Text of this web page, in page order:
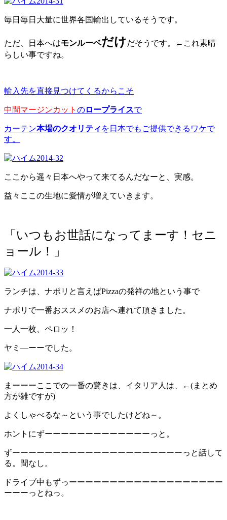
毎日毎日大量に世界各国輸出しているそうです。
ただ、日本へはモンルーベだけだそうです。←これ素晴
らしい事ですね。
輸入先を直接見つけてくるからこそ
中間マージンカット のロープライスで
カーテン本場のクオリティ を日本でもご提供できるワケで
す。
ここから遥々日本へやって来てるんだなーと、実感。
益々ここの生地に愛情が増えていきます。
「いつもお世話になってまーす！セニ
ョール！」
ランチは、ナポリと言えばPizzaの発祥の地という事で
ナポリで一番おススメのお店へ連れて頂きました。
一人一枚、ペロッ！
ヤミ―ーーでした。
まーーーここでの一番の驚きは、イタリア人は、←(まとめ
方が雑ですが)
よくしゃべるな～という事でしたけどね～。
ホントにずーーーーーーーーーーーーーっと。
ずーーーーーーーーーーーーーーーーーーーーーっと話して
る。間なし。
ドライブ中もずっーーーーーーーーーーーーーーーーーーー
ーーーっとねっ。